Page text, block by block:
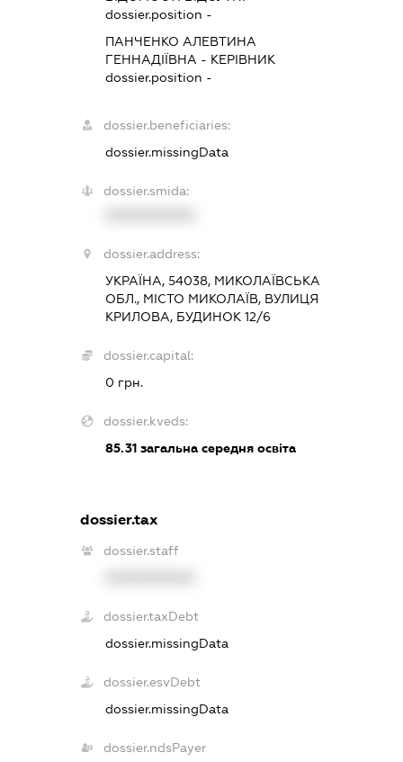
dossier.position -
ПАНЧЕНКО АЛЕВТИНА
ГЕННАДІЇВНА - КЕРІВНИК
dossier.position -
dossier.beneficiaries:
dossier.missingData
dossier.smida:
dossier.address:
УКРАЇНА, 54038, МИКОЛАЇВСЬКА
ОБЛ., МІСТО МИКОЛАЇВ, ВУЛИЦЯ
КРИЛОВА, БУДИНОК 12/6
dossier.capital:
0 грн.
dossier.kveds:
85.31загальна середня освіта
dossier.tax
dossier.staff
dossier.taxDebt
dossier.missingData
dossier.esvDebt
dossier.missingData
dossier.ndsPayer